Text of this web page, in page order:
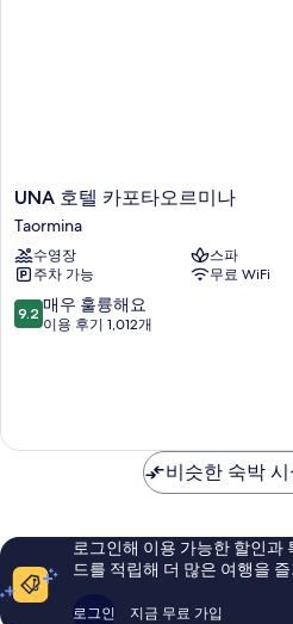
UNA
호
텔
카
포
타
오
UNA 호텔 카포타오르미나
Taormina
수영장
스파
주차 가능
무료 WiFi
10
점
매
해
이
용
9.2 매우 훌륭해요
이용 후기 1,012개
비슷한 숙박
로그인해 이용 가능한 할인과
드를 적립해 더 많은 여행을
로그인 지금 무료 가입